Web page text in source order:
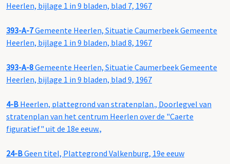
Heerlen, bijlage 1 in 9 bladen, blad 7, 1967
393-A-7Gemeente Heerlen, Situatie Caumerbeek Gemeente
Heerlen, bijlage 1 in 9 bladen, blad 8, 1967
393-A-8Gemeente Heerlen, Situatie Caumerbeek Gemeente
Heerlen, bijlage 1 in 9 bladen, blad 9, 1967
4-B Heerlen, plattegrond van stratenplan., Doorlegvel van
stratenplan van het centrum Heerlen over de "Caerte
figuratief" uit de 18e eeuw.,
24-BGeen titel, Plattegrond Valkenburg, 19e eeuw